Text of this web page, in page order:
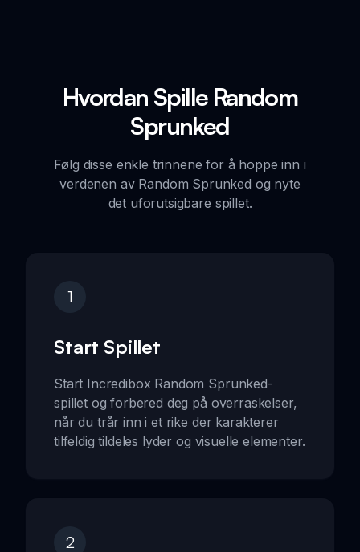
Hvordan Spille Random
Sprunked
Følg disse enkle trinnene for å hoppe inn i
verdenen av Random Sprunked og nyte
det uforutsigbare spillet.
1
Start Spillet
Start Incredibox Random Sprunked-
spillet og forbered deg på overraskelser,
når du trår inn i et rike der karakterer
tilfeldig tildeles lyder og visuelle elementer.
2